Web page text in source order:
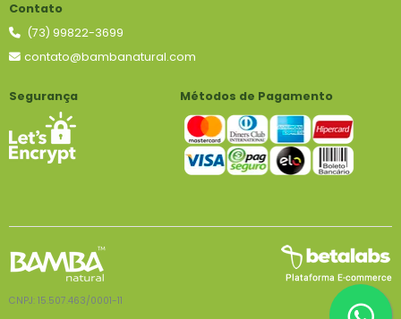
Contato
(73) 99822-3699
contato@bambanatural.com
Segurança Métodos de Pagamento
CNPJ: 15.507.463/0001-11